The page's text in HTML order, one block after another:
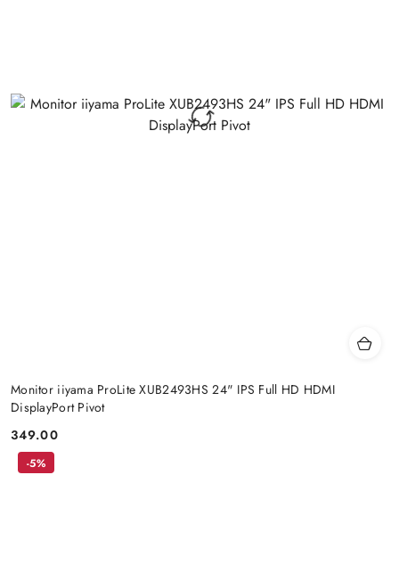
Monitor iiyama ProLite XUB2493HS 24" IPS Full HD HDMI
DisplayPort Pivot
Cena:
349.00
-5%